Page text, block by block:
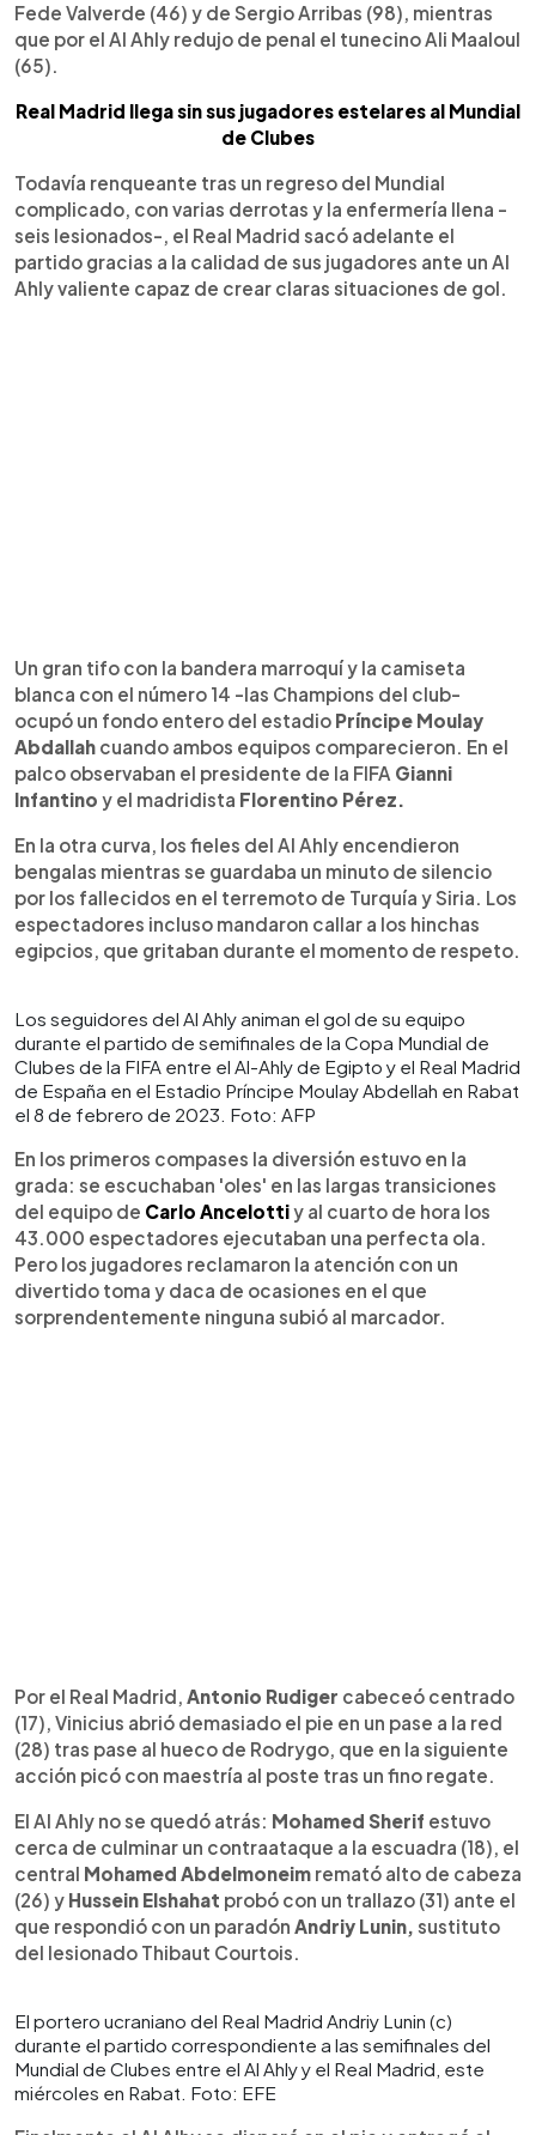
Fede Valverde (46) y de Sergio Arribas (98), mientras
que por el Al Ahly redujo de penal el tunecino Ali Maaloul
(65).
Real Madrid llega sin sus jugadores estelares al Mundial
de Clubes
Todavía renqueante tras un regreso del Mundial
complicado, con varias derrotas y la enfermería llena -
seis lesionados-, el Real Madrid sacó adelante el
partido gracias a la calidad de sus jugadores ante un Al
Ahly valiente capaz de crear claras situaciones de gol.
Un gran tifo con la bandera marroquí y la camiseta
blanca con el número 14 -las Champions del club-
ocupó un fondo entero del estadio Príncipe Moulay
Abdallah cuando ambos equipos comparecieron. En el
palco observaban el presidente de la FIFA Gianni
Infantino y el madridista Florentino Pérez.
En la otra curva, los fieles del Al Ahly encendieron
bengalas mientras se guardaba un minuto de silencio
por los fallecidos en el terremoto de Turquía y Siria. Los
espectadores incluso mandaron callar a los hinchas
egipcios, que gritaban durante el momento de respeto.
Los seguidores del Al Ahly animan el gol de su equipo
durante el partido de semifinales de la Copa Mundial de
Clubes de la FIFA entre el Al-Ahly de Egipto y el Real Madrid
de España en el Estadio Príncipe Moulay Abdellah en Rabat
el 8 de febrero de 2023. Foto: AFP
En los primeros compases la diversión estuvo en la
grada: se escuchaban 'oles' en las largas transiciones
del equipo de Carlo Ancelottiy al cuarto de hora los
43.000 espectadores ejecutaban una perfecta ola.
Pero los jugadores reclamaron la atención con un
divertido toma y daca de ocasiones en el que
sorprendentemente ninguna subió al marcador.
Por el Real Madrid, Antonio Rudiger cabeceó centrado
(17), Vinicius abrió demasiado el pie en un pase a la red
(28) tras pase al hueco de Rodrygo, que en la siguiente
acción picó con maestría al poste tras un fino regate.
El Al Ahly no se quedó atrás: Mohamed Sherif estuvo
cerca de culminar un contraataque a la escuadra (18), el
central Mohamed Abdelmoneim remató alto de cabeza
(26) y Hussein Elshahat probó con un trallazo (31) ante el
que respondió con un paradón Andriy Lunin, sustituto
del lesionado Thibaut Courtois.
El portero ucraniano del Real Madrid Andriy Lunin (c)
durante el partido correspondiente a las semifinales del
Mundial de Clubes entre el Al Ahly y el Real Madrid, este
miércoles en Rabat. Foto: EFE